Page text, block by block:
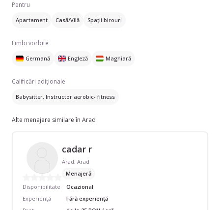
Pentru
Apartament Casă/Vilă Spații birouri
Limbi vorbite
Germană Engleză Maghiară
Calificări adiționale
Babysitter, Instructor aerobic- fitness
Alte menajere similare în Arad
cadar r
Arad, Arad
Menajeră
Disponibilitate
Ocazional
Experiență
Fără experiență